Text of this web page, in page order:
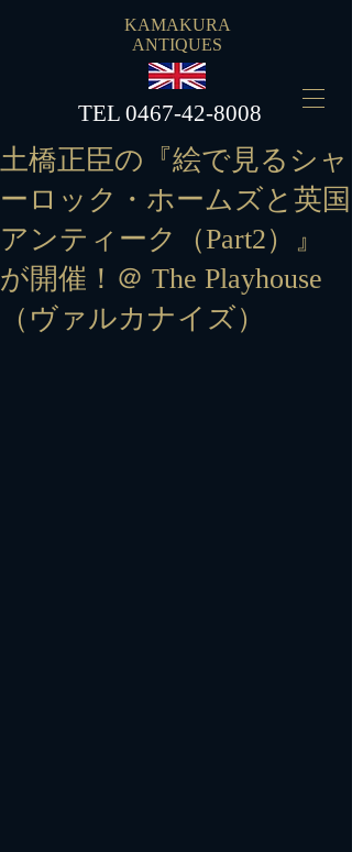
KAMAKURA
ANTIQUES
​TEL 0467-42-8008
土橋正臣の『絵で見るシャ
ーロック・ホームズと英国
アンティーク（Part2）』
が開催！＠ The Playhouse
（ヴァルカナイズ）